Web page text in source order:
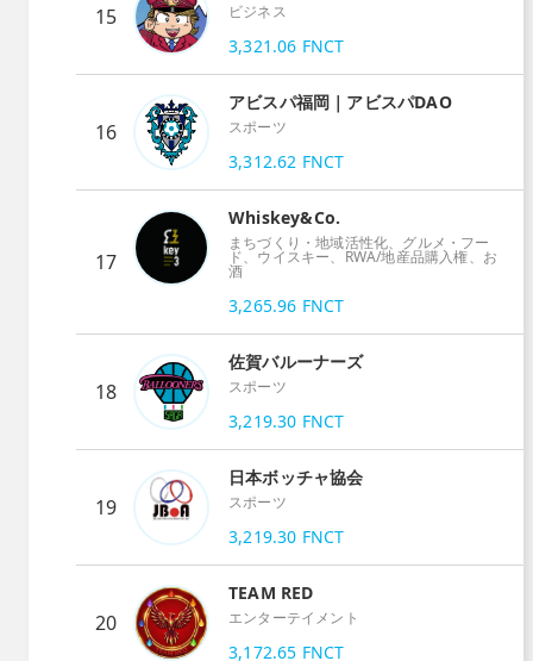
15 ビジネス
3,321.06 FNCT
16
アビスパ福岡｜アビスパDAO
スポーツ
3,312.62 FNCT
17
Whiskey&Co.
まちづくり・地域活性化、グルメ・フー
ド、ウイスキー、RWA/地産品購入権、お
酒
3,265.96 FNCT
18
佐賀バルーナーズ
スポーツ
3,219.30 FNCT
19
日本ボッチャ協会
スポーツ
3,219.30 FNCT
20
TEAM RED
エンターテイメント
3,172.65 FNCT